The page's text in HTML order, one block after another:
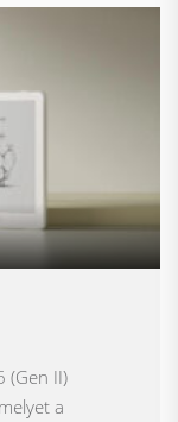
(Gen II)
a